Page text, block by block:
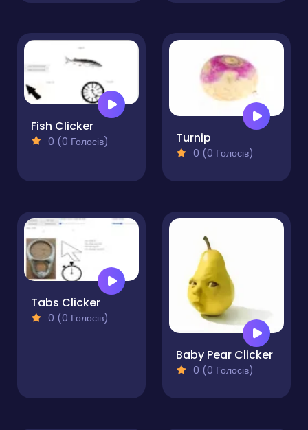
Fish Clicker
0 (0 Голосів) Turnip
0 (0 Голосів)
Tabs Clicker
0 (0 Голосів)
Baby Pear Clicker
0 (0 Голосів)